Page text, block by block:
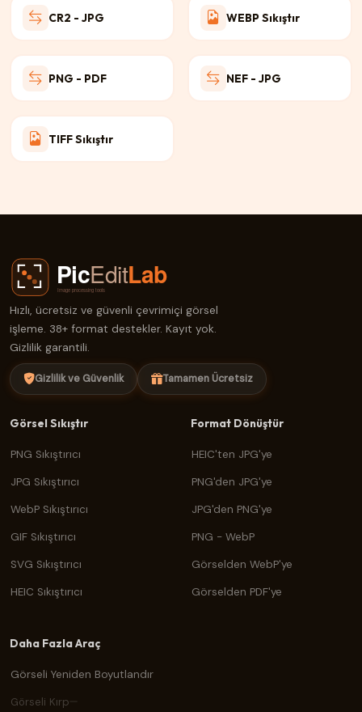
CR2 - JPG WEBP Sıkıştır
PNG - PDF NEF - JPG
TIFF Sıkıştır
Hızlı, ücretsiz ve güvenli çevrimiçi görsel
işleme. 38+ format destekler. Kayıt yok.
Gizlilik garantili.
Gizlilik ve Güvenlik Tamamen Ücretsiz
Görsel Sıkıştır
PNG Sıkıştırıcı
JPG Sıkıştırıcı
WebP Sıkıştırıcı
GIF Sıkıştırıcı
SVG Sıkıştırıcı
HEIC Sıkıştırıcı
Format Dönüştür
HEIC'ten JPG'ye
PNG'den JPG'ye
JPG'den PNG'ye
PNG - WebP
Görselden WebP'ye
Görselden PDF'ye
Daha Fazla Araç
Görseli Yeniden Boyutlandır
Görseli Kırp